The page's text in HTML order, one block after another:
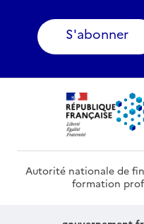
S'abonner
Autorité nationale de
formation